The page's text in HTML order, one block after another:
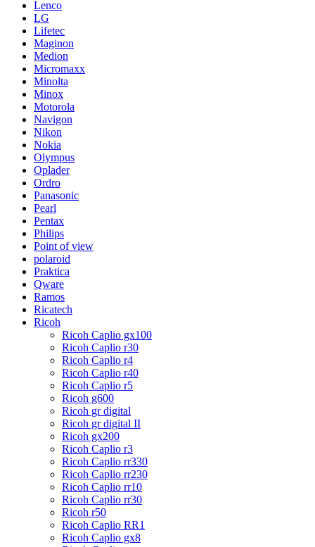
Lenco
LG
Lifetec
Maginon
Medion
Micromaxx
Minolta
Minox
Motorola
Navigon
Nikon
Nokia
Olympus
Oplader
Ordro
Panasonic
Pearl
Pentax
Philips
Point of view
polaroid
Praktica
Qware
Ramos
Ricatech
Ricoh
Ricoh Caplio gx100
Ricoh Caplio r30
Ricoh Caplio r4
Ricoh Caplio r40
Ricoh Caplio r5
Ricoh g600
Ricoh gr digital
Ricoh gr digital II
Ricoh gx200
Ricoh Caplio r3
Ricoh Caplio rr330
Ricoh Caplio rr230
Ricoh Caplio rr10
Ricoh Caplio rr30
Ricoh r50
Ricoh Caplio RR1
Ricoh Caplio gx8